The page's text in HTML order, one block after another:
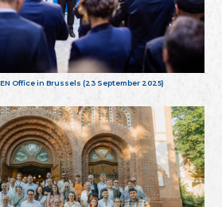
Office in Brussels (23 September 2025)